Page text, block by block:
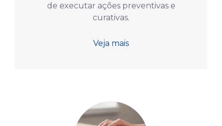
de executar ações preventivas e
curativas.
Veja mais